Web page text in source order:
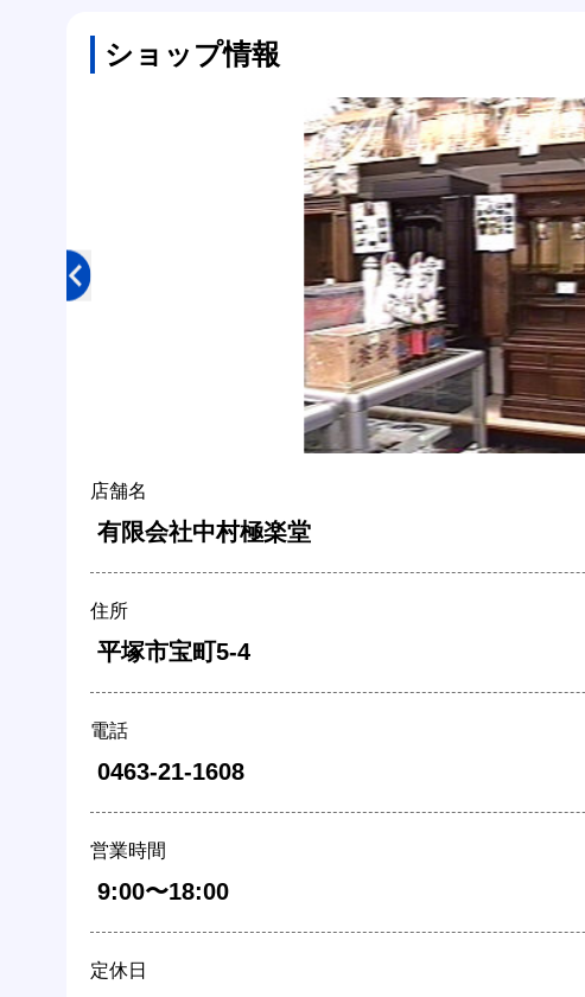
ショップ情報
店舗名
有限会社中村極楽堂
住所
平塚市宝町5-4
電話
0463-21-1608
営業時間
9:00〜18:00
定休日